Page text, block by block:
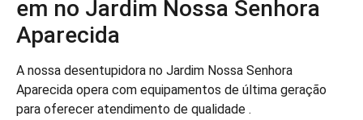
em no Jardim Nossa Senhora
Aparecida
A nossa desentupidora no Jardim Nossa Senhora
Aparecida opera com equipamentos de última geração
para oferecer atendimento de qualidade .